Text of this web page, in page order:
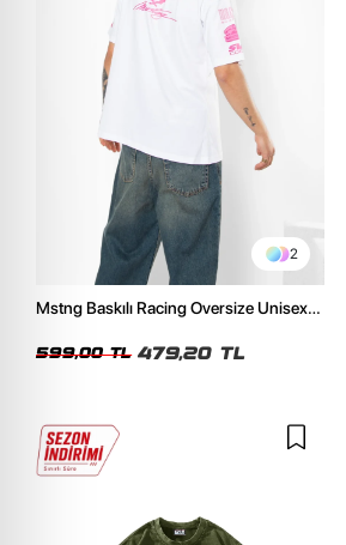
2
Mstng Baskılı Racing Oversize Unisex
599,00 TL 479,20 TL